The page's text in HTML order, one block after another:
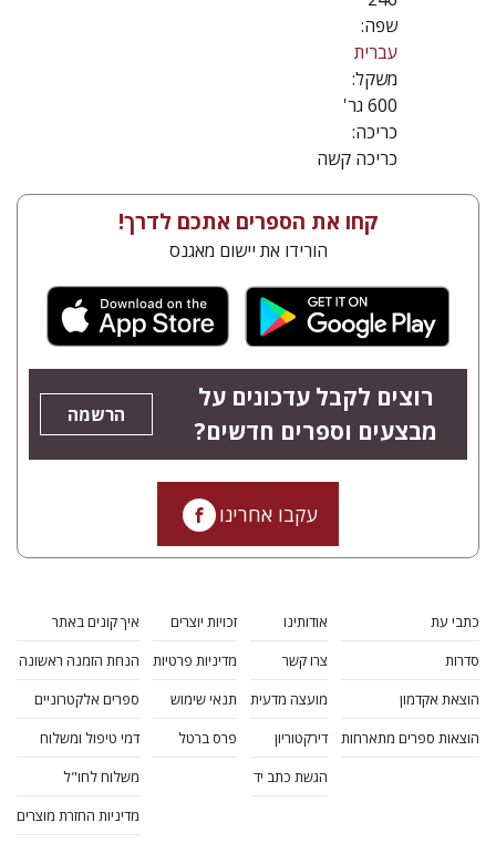
שפה:
עברית
משקל:
600 גר'
כריכה:
כריכה קשה
קחו את הספרים אתכם לדרך!
הורידו את יישום מאגנס
רוצים לקבל עדכונים על
מבצעים וספרים חדשים?
הרשמה
עקבו אחרינו
כתבי עת
סדרות
הוצאת אקדמון
הוצאות ספרים מתארחות
אודותינו
צרו קשר
מועצה מדעית
דירקטוריון
הגשת כתב יד
זכויות יוצרים
מדיניות פרטיות
תנאי שימוש
פרס ברטל
איך קונים באתר
הנחת הזמנה ראשונה
ספרים אלקטרוניים
דמי טיפול ומשלוח
משלוח לחו"ל
מדיניות החזרת מוצרים